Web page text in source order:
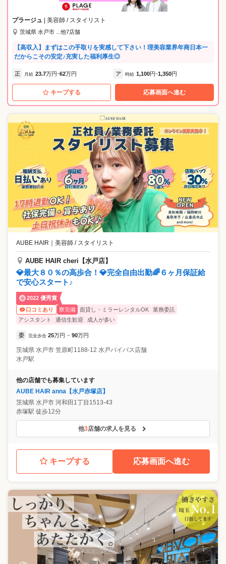
プラージュ | 美容師 / スタイリスト
茨城県 水戸市 ...他7店舗
【高収入】まずはこの手取りを実感して下さい！理美容業界年商日本一
だからこその安定♪充実した福利厚生◎
正 月給 23.7万円~62万円 ア 時給 1,100円~1,350円
キープする 応募画面へ進む
AUBE HAIR 美容師 / スタイリスト
AUBE HAIR cheri【水戸店】
💎最大８０％の高歩合！💎完全自由出勤🌈６ヶ月保証給
で安心スタート♪
2022 優秀賞
口コミあり
寮完備 面貸し・ミラーレンタルOK
業務委託
アシスタント
通信生歓迎 成人が多い
委 完全歩合 25万円 ~ 90万円
茨城県 水戸市 笠原町1188-12 水戸バイパス店舗
水戸駅
他の店舗でも募集しています
AUBE HAIR anna【水戸赤塚店】
茨城県 水戸市 河和田1丁目1513-43
赤塚駅 徒歩12分
他3店舗の求人を見る
キープする 応募画面へ進む